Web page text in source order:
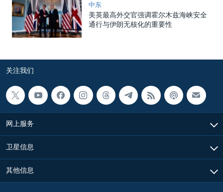
中东
美英最高外交官强调霍尔木兹海峡安全
通行与伊朗无核化的重要性
关注我们
网上服务
卫星信息
其他信息